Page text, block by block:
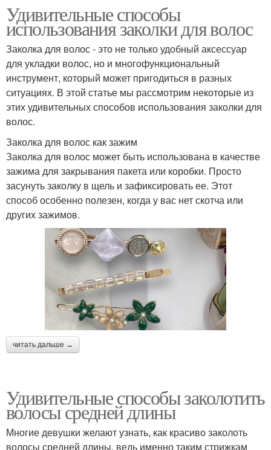
Удивительные способы
использования заколки для волос
Заколка для волос - это не только удобный аксессуар
для укладки волос, но и многофункциональный
инструмент, который может пригодиться в разных
ситуациях. В этой статье мы рассмотрим некоторые из
этих удивительных способов использования заколки для
волос.
Заколка для волос как зажим
Заколка для волос может быть использована в качестве
зажима для закрывания пакета или коробки. Просто
засунуть заколку в щель и зафиксировать ее. Этот
способ особенно полезен, когда у вас нет скотча или
других зажимов.
читать дальше →
Удивительные способы заколотить
волосы средней длины
Многие девушки желают узнать, как красиво заколоть
волосы средней длины, ведь именно таким стрижкам